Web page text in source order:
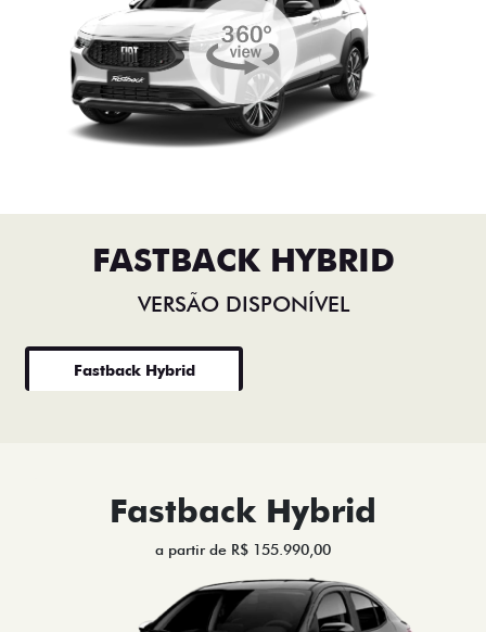
FASTBACK HYBRID
VERSÃO DISPONÍVEL
Fastback Hybrid
Fastback Hybrid
a partir de R$ 155.990,00